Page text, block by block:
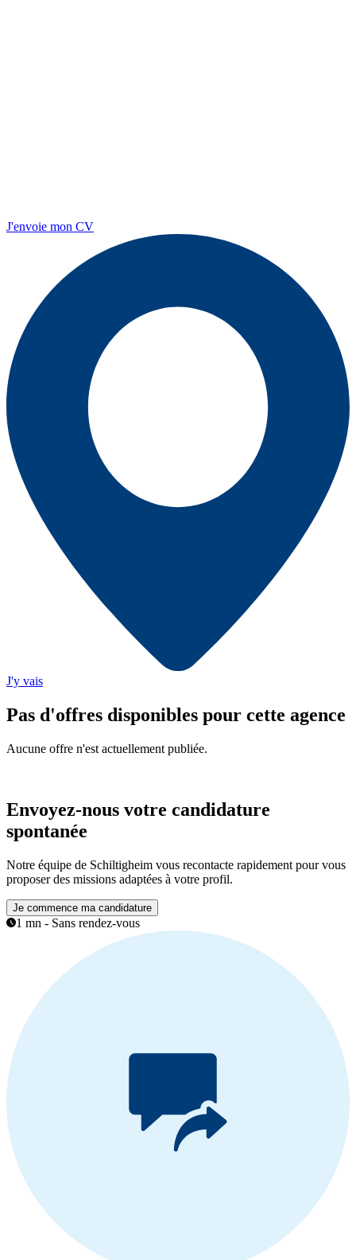
J'envoie mon CV
J'y vais
Pas d'offres disponibles pour cette agence
Aucune offre n'est actuellement publiée.
Envoyez-nous votre candidature
spontanée
Notre équipe de Schiltigheim vous recontacte rapidement pour vous
proposer des missions adaptées à votre profil.
Je commence ma candidature
1 mn - Sans rendez-vous